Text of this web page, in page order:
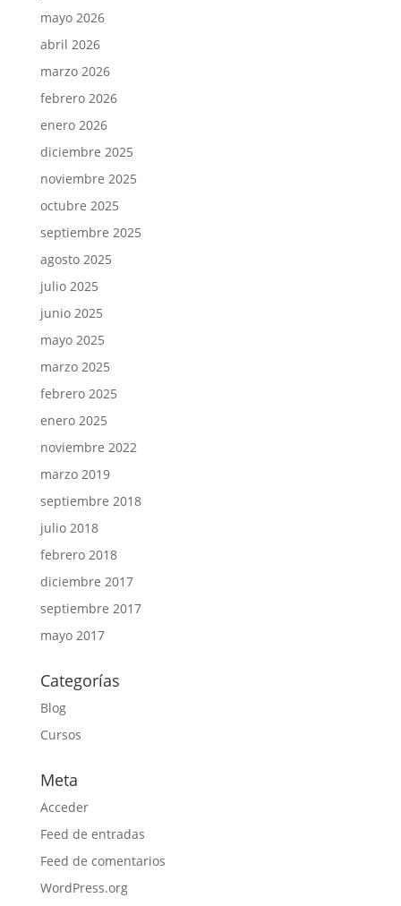
mayo 2026
abril 2026
marzo 2026
febrero 2026
enero 2026
diciembre 2025
noviembre 2025
octubre 2025
septiembre 2025
agosto 2025
julio 2025
junio 2025
mayo 2025
marzo 2025
febrero 2025
enero 2025
noviembre 2022
marzo 2019
septiembre 2018
julio 2018
febrero 2018
diciembre 2017
septiembre 2017
mayo 2017
Categorías
Blog
Cursos
Meta
Acceder
Feed de entradas
Feed de comentarios
WordPress.org